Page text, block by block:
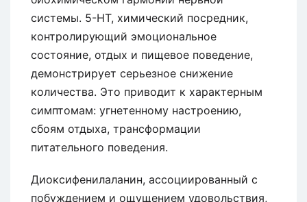
системы. 5-НТ, химический посредник,
контролирующий эмоциональное
состояние, отдых и пищевое поведение,
демонстрирует серьезное снижение
количества. Это приводит к характерным
симптомам: угнетенному настроению,
сбоям отдыха, трансформации
питательного поведения.
Диоксифенилаланин, ассоциированный с
побуждением и ощущением удовольствия,